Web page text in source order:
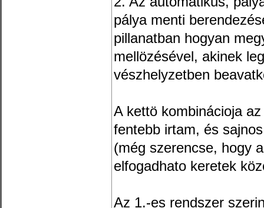
pálya menti
pillanatban hogyan
mellözésével, akinek
vészhelyzetben
A kettö kombinácioja
fentebb irtam, és
(még szerencse, hogy
elfogadhato keretek
Az 1.-es rendszer